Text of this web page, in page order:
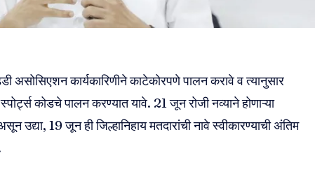
असोसिएशन कार्यकारिणीने काटेकोरपणे पालन करावे व त्यानुसार
कोडचे पालन करण्यात यावे. 21 जून रोजी नव्याने होणाऱ्या
उद्या, 19 जून ही जिल्हानिहाय मतदारांची नावे स्वीकारण्याची अंतिम